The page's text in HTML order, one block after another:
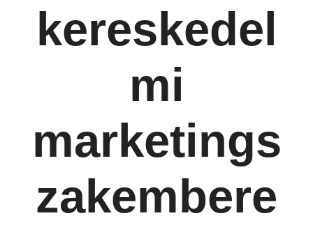
kereskedel
mi
marketings
zakembere